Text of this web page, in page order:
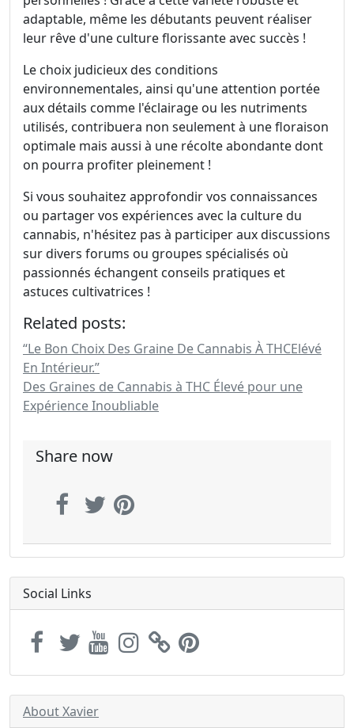
adaptable, même les débutants peuvent réaliser
leur rêve d'une culture florissante avec succès !
Le choix judicieux des conditions
environnementales, ainsi qu'une attention portée
aux détails comme l'éclairage ou les nutriments
utilisés, contribuera non seulement à une floraison
optimale mais aussi à une récolte abondante dont
on pourra profiter pleinement !
Si vous souhaitez approfondir vos connaissances
ou partager vos expériences avec la culture du
cannabis, n'hésitez pas à participer aux discussions
sur divers forums ou groupes spécialisés où
passionnés échangent conseils pratiques et
astuces cultivatrices !
Related posts:
“Le Bon Choix Des Graine De Cannabis À THCElévé
En Intérieur.”
Des Graines de Cannabis à THC Élevé pour une
Expérience Inoubliable
Share now
Social Links
About Xavier